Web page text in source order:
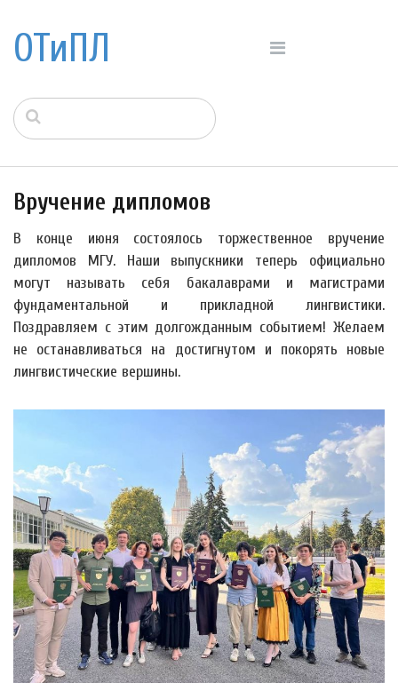
ОТиПЛ
Вручение дипломов
В конце июня состоялось торжественное вручение
дипломов МГУ. Наши выпускники теперь официально
могут называть себя бакалаврами и магистрами
фундаментальной и прикладной лингвистики.
Поздравляем с этим долгожданным событием! Желаем
не останавливаться на достигнутом и покорять новые
лингвистические вершины.